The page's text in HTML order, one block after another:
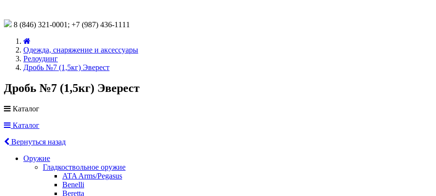
8 (846) 321-0001; +7 (987) 436-1111
Одежда, снаряжение и аксессуары
Релоудинг
Дробь №7 (1,5кг) Эверест
Дробь №7 (1,5кг) Эверест
Каталог
Каталог
Вернуться назад
Оружие
Гладкоствольное оружие
ATA Arms/Pegasus
Benelli
Beretta